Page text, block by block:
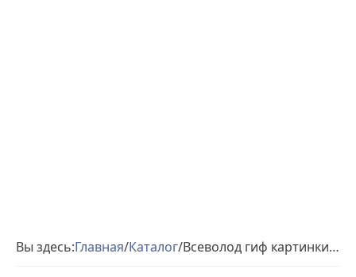
Вы здесь:Главная/Каталог/ Всеволод гиф картинки день рождения